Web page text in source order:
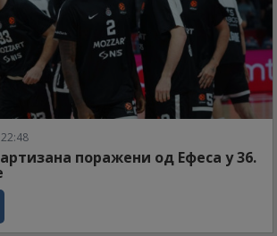
поражени од Ефеса у 36.